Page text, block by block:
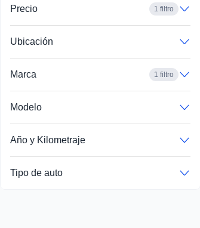
Busca por versión
Busca por año
Precio 1 filtro
Ubicación
Marca 1 filtro
Modelo
Año y Kilometraje
Tipo de auto